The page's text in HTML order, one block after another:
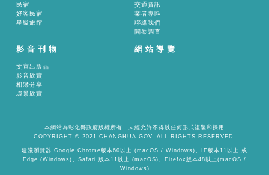
民宿
好客民宿
星級旅館
交通資訊
業者專區
聯絡我們
問卷調查
影音刊物
文宣出版品
影音欣賞
相簿分享
環景欣賞
網站導覽
本網站為彰化縣政府版權所有，未經允許不得以任何形式複製和採用
COPYRIGHT © 2021 CHANGHUA GOV. ALL RIGHTS RESERVED.
建議瀏覽器 Google Chrome版本60以上 (macOS / Windows)、IE版本11以上 或
Edge (Windows)、Safari 版本11以上 (macOS)、Firefox版本48以上(macOS /
Windows)